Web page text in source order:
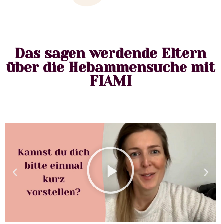
Das sagen werdende Eltern
über die Hebammensuche mit
FIAMI